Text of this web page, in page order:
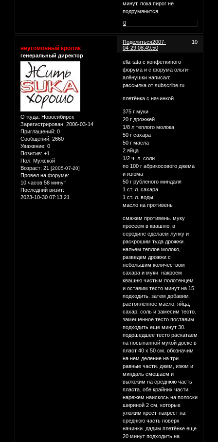
минут, пока пирог не
подрумянится.
0
Поделиться 10
2007-
04-29 08:49:50
неугомонный кролик
генеральный директор
Откуда: Новосибирск
Зарегистрирован: 2006-03-14
Приглашений: 0
Сообщений: 2660
Уважение: 0
Позитив: +1
Пол: Мужской
Возраст: 21 [2005-07-20]
Провел на форуме:
10 часов 58 минут
Последний визит:
2023-10-30 07:13:21
ella-tata с конфеткиного
форума и с форума ольги-
алёнушки написал:
рассылка от subscribe.ru
плетёнка с начинкой
375 г муки
20 г дрожжей
1/8 л теплого молока
50 г сахара
50 г масла
2 яйца
1/2 ч. л. соли
по 100 г абрикосового джема
и изюма
50 г рубленого миндаля
1 ст. л. сахара
1 ст. л. воды
масло на противень
смажем противень. муку
просеем в квашню, в
середине сделаем лунку и
раскрошим туда дрожжи.
нальем теплое молоко,
разведем дрожжи с
небольшим количеством
сахара и муки. накроем
квашню чистым полотенцем
и оставим тесто минут на 15
подходить. затем добавим
растопленное масло, яйца,
сахар, соль и замесим тесто.
замешенное тесто поставим
подходить еще минут 30.
подошедшее тесто раскатаем
на посыпанной мукой доске в
пласт 40 х 50 см. обозначим
на нем деление на три
равные части. джем, изюм и
миндаль смешаем и
выложим на среднюю часть
пласта. обе крайних части
нарежем наискось на полоски
шириной 2 см, которые
уложим крест-накрест на
среднюю часть поверх
начинки. дадим плетёнке еще
20 минут подходить на